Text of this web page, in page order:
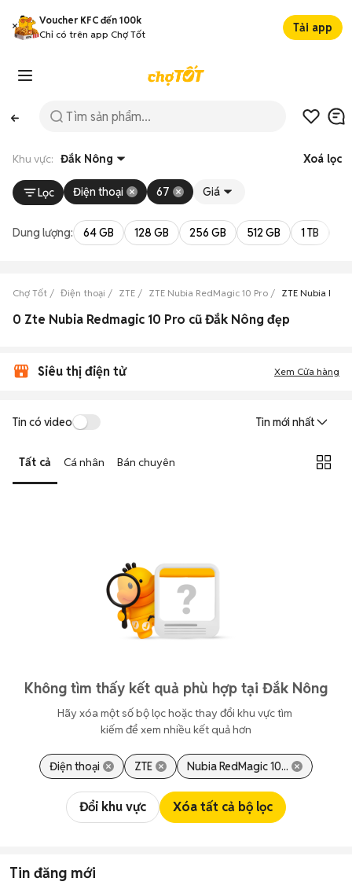
Voucher KFC đến 100k
Chỉ có trên app Chợ Tốt
Tải app
Khu vực: Đắk Nông Xoá lọc
Lọc Điện thoại 67 Giá
Dung lượng: 64 GB 128 GB 256 GB 512 GB 1 TB
Chợ Tốt Điện thoại ZTE ZTE Nubia RedMagic 10 Pro ZTE Nubia
0 Zte Nubia Redmagic 10 Pro cũ Đắk Nông đẹp
Siêu thị điện tử Xem Cửa hàng
Tin có video Tin mới nhất
Tất cả Cá nhân Bán chuyên
Không tìm thấy kết quả phù hợp tại Đắk Nông
Hãy xóa một số bộ lọc hoặc thay đổi khu vực tìm
kiếm để xem nhiều kết quả hơn
Điện thoại ZTE Nubia RedMagic 10...
Đổi khu vực Xóa tất cả bộ lọc
Tin đăng mới